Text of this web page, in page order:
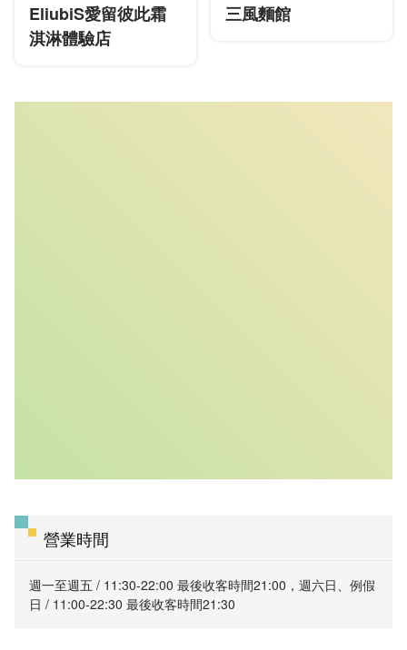
EliubiS愛留彼此霜
淇淋體驗店
三風麵館
營業時間
週一至週五 / 11:30-22:00 最後收客時間21:00，週六日、例假
日 / 11:00-22:30 最後收客時間21:30